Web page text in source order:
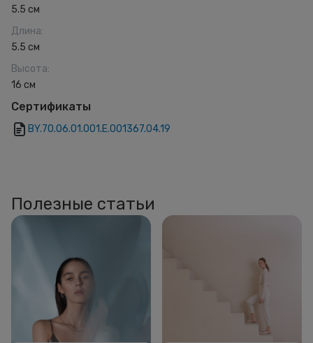
5.5 см
Длина:
5.5 см
Высота:
16 см
Сертификаты
BY.70.06.01.001.Е.001367.04.19
Полезные статьи